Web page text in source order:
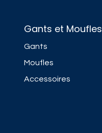
Gants et Moufles
Gants
Moufles
Accessoires